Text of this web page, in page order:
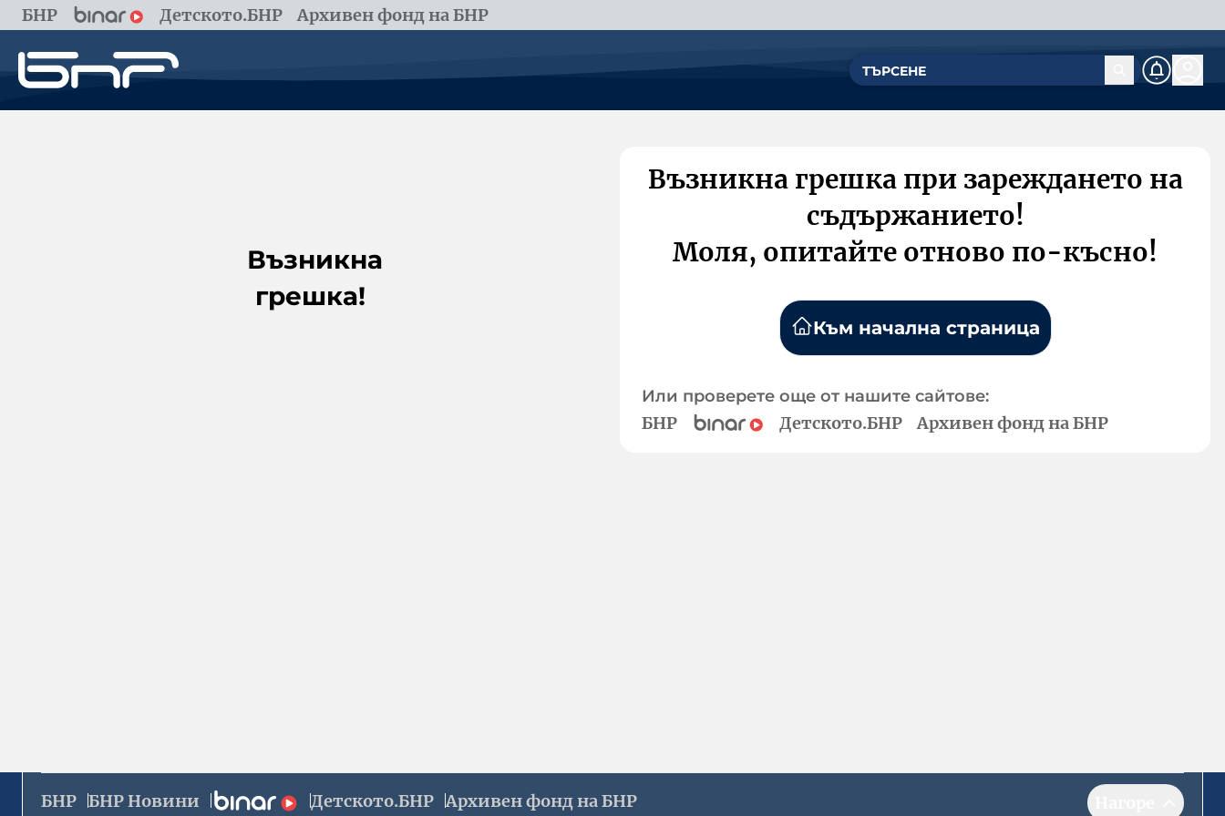
БНР Детското.БНР Архивен фонд на БНР
Възникна
грешка!
Възникна грешка при зареждането на
съдържанието!
Моля, опитайте отново по-късно!
Към начална страница
Или проверете още от нашите сайтове:
БНР Детското.БНР Архивен фонд на БНР
БНР БНР Новини Детското.БНР Архивен фонд на БНР